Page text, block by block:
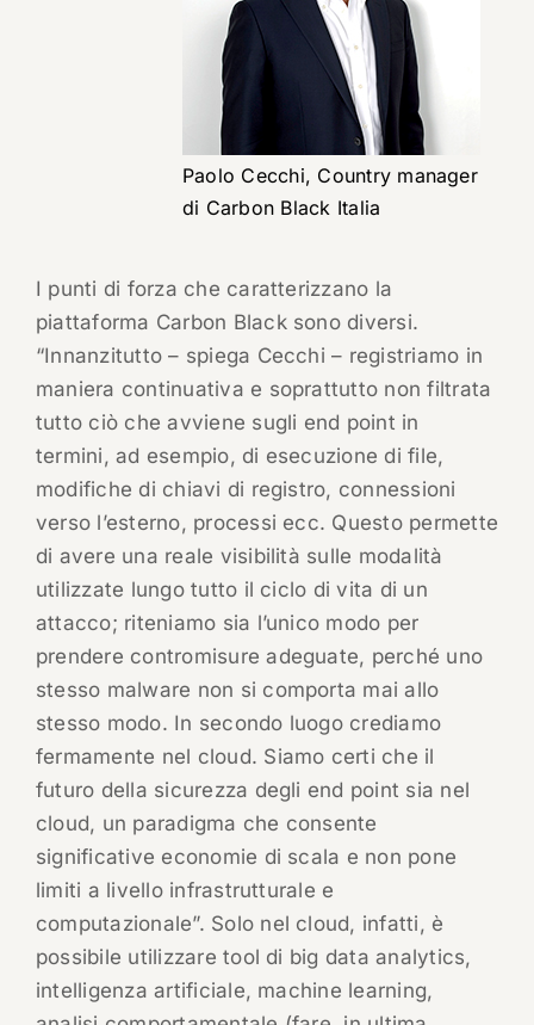
Paolo Cecchi, Country manager
di Carbon Black Italia
I punti di forza che caratterizzano la
piattaforma Carbon Black sono diversi.
“Innanzitutto – spiega Cecchi – registriamo in
maniera continuativa e soprattutto non filtrata
tutto ciò che avviene sugli end point in
termini, ad esempio, di esecuzione di file,
modifiche di chiavi di registro, connessioni
verso l’esterno, processi ecc. Questo permette
di avere una reale visibilità sulle modalità
utilizzate lungo tutto il ciclo di vita di un
attacco; riteniamo sia l’unico modo per
prendere contromisure adeguate, perché uno
stesso malware non si comporta mai allo
stesso modo. In secondo luogo crediamo
fermamente nel cloud. Siamo certi che il
futuro della sicurezza degli end point sia nel
cloud, un paradigma che consente
significative economie di scala e non pone
limiti a livello infrastrutturale e
computazionale”. Solo nel cloud, infatti, è
possibile utilizzare tool di big data analytics,
intelligenza artificiale, machine learning,